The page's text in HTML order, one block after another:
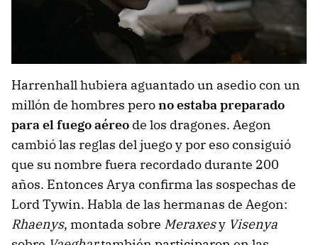
Harrenhall hubiera aguantado un asedio con un
millón de hombres perono estaba preparado
para el fuego aéreo de los dragones. Aegon
cambió las reglas del juego y por eso consiguió
que su nombre fuera recordado durante 200
años. Entonces Arya confirma las sospechas de
Lord Tywin. Habla de las hermanas de Aegon:
Rhaenys, montada sobre Meraxesy Visenya